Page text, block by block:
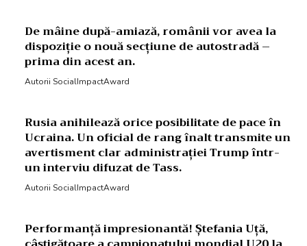
De mâine după-amiază, românii vor avea la
dispoziție o nouă secțiune de autostradă –
prima din acest an.
Autorii SocialImpactAward
Rusia anihilează orice posibilitate de pace în
Ucraina. Un oficial de rang înalt transmite un
avertisment clar administrației Trump într-
un interviu difuzat de Tass.
Autorii SocialImpactAward
Performanță impresionantă! Ștefania Uță,